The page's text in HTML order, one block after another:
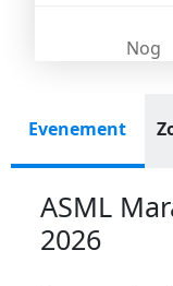
Nog
Evenement
ASML
2026